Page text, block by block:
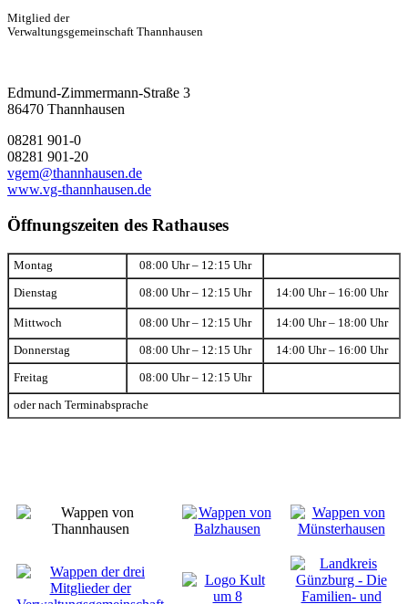
Mitglied der
Verwaltungsgemeinschaft Thannhausen
Edmund-Zimmermann-Straße 3
86470 Thannhausen
08281 901-0
08281 901-20
vgem@thannhausen.de
www.vg-thannhausen.de
Öffnungszeiten des Rathauses
Montag 08:00 Uhr – 12:15 Uhr
Dienstag 08:00 Uhr – 12:15 Uhr 14:00 Uhr – 16:00 Uhr
Mittwoch 08:00 Uhr – 12:15 Uhr 14:00 Uhr – 18:00 Uhr
Donnerstag 08:00 Uhr – 12:15 Uhr 14:00 Uhr – 16:00 Uhr
Freitag 08:00 Uhr – 12:15 Uhr
oder nach Terminabsprache